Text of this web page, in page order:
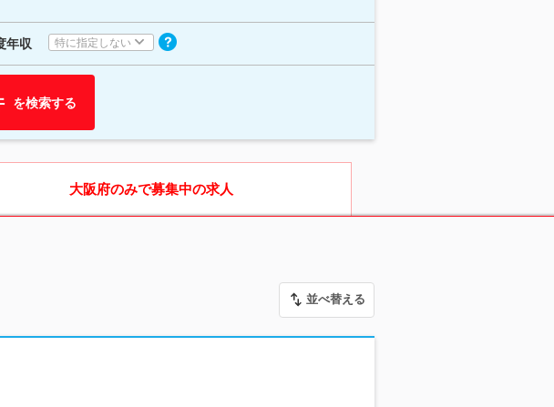
年収 特に指定しない
を検索する
大阪府のみで募集中の求人
並べ替える